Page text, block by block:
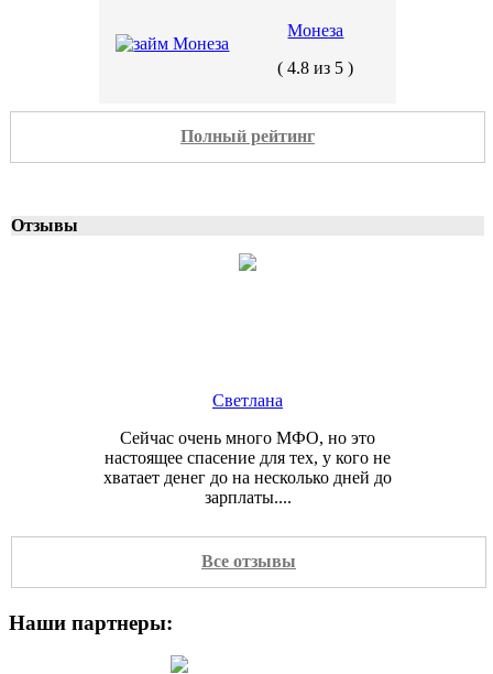
Монеза
( 4.8 из 5 )
Полный рейтинг
Отзывы
Светлана
Сейчас очень много МФО, но это
настоящее спасение для тех, у кого не
хватает денег до на несколько дней до
зарплаты....
Все отзывы
Наши партнеры: